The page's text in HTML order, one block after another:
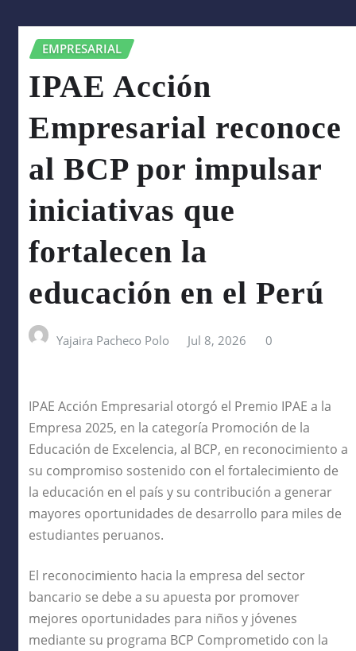
EMPRESARIAL
IPAE Acción
Empresarial reconoce
al BCP por impulsar
iniciativas que
fortalecen la
educación en el Perú
Yajaira Pacheco Polo Jul 8, 2026 0
IPAE Acción Empresarial otorgó el Premio IPAE a la
Empresa 2025, en la categoría Promoción de la
Educación de Excelencia, al BCP, en reconocimiento a
su compromiso sostenido con el fortalecimiento de
la educación en el país y su contribución a generar
mayores oportunidades de desarrollo para miles de
estudiantes peruanos.
El reconocimiento hacia la empresa del sector
bancario se debe a su apuesta por promover
mejores oportunidades para niños y jóvenes
mediante su programa BCP Comprometido con la